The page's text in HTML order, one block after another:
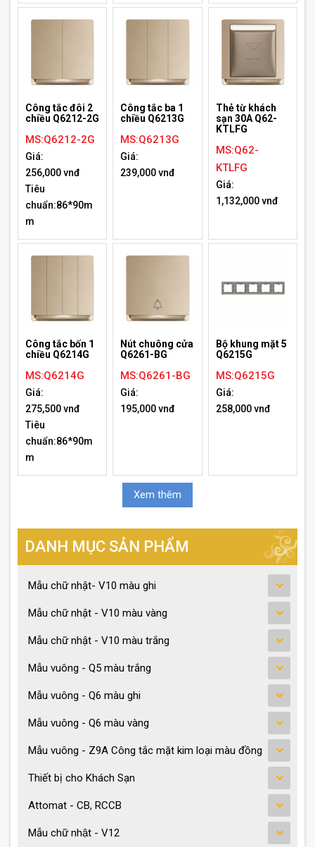
Công tắc đôi 2
chiều Q6212-2G
MS:Q6212-2G
Giá:
256,000 vnđ
Tiêu
chuẩn:86*90m
m
Công tắc ba 1
chiều Q6213G
MS:Q6213G
Giá:
239,000 vnđ
Thẻ từ khách
sạn 30A Q62-
KTLFG
MS:Q62-
KTLFG
Giá:
1,132,000 vnđ
Công tắc bốn 1
chiều Q6214G
MS:Q6214G
Giá:
275,500 vnđ
Tiêu
chuẩn:86*90m
m
Nút chuông cửa
Q6261-BG
MS:Q6261-BG
Giá:
195,000 vnđ
Bộ khung mặt 5
Q6215G
MS:Q6215G
Giá:
258,000 vnđ
Xem thêm
DANH MỤC SẢN PHẨM
Mẫu chữ nhật- V10 màu ghi
Mẫu chữ nhật - V10 màu vàng
Mẫu chữ nhật - V10 màu trắng
Mẫu vuông - Q5 màu trắng
Mẫu vuông - Q6 màu ghi
Mẫu vuông - Q6 màu vàng
Mẫu vuông - Z9A Công tắc mặt kim loại màu đồng
Thiết bị cho Khách Sạn
Attomat - CB, RCCB
Mẫu chữ nhật - V12